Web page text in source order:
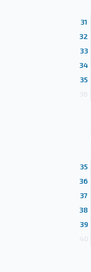
31
32
33
34
35
35
36
37
38
39